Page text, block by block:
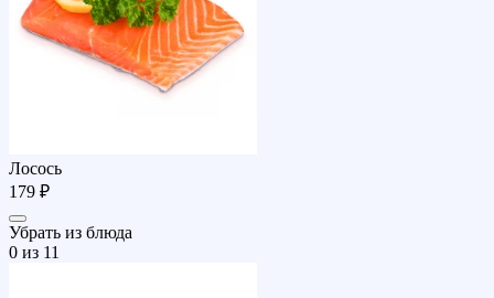
Лосось
179 ₽
Убрать из блюда
0 из 11